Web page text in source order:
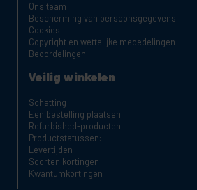
Ons team
Bescherming van persoonsgegevens
Cookies
Copyright en wettelijke mededelingen
Beoordelingen
Veilig winkelen
Schatting
Een bestelling plaatsen
Refurbished-producten
Productstatussen:
Levertijden
Soorten kortingen
Kwantumkortingen